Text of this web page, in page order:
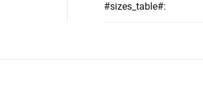
#sizes_table#: